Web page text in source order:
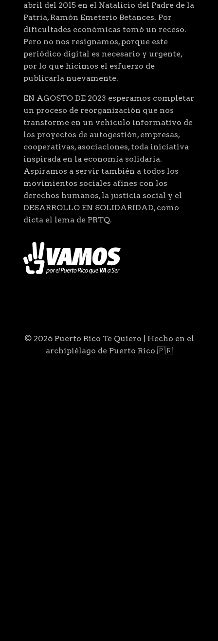
abril del 2015 en el Natalicio del Padre de la
Patria, Ramón Emeterio Betances. Por
dificultades económicas tomó un receso.
Pero no nos resignamos, porque este
periódico digital es necesario y urgente,
por lo que hicimos el esfuerzo de
publicarla nuevamente.
EN AGOSTO DE 2023 esperamos completar
un proceso de reorganización que nos
transforme en un vehículo informativo de
los proyectos de autogestión, empresas,
cooperativas, asociaciones, toda iniciativa
inspirada en la economía solidaria.
Aspiramos a servir también a todos los
movimientos sociales afines con los
derechos humanos, la justicia social y el
DESARROLLO EN SOLIDARIDAD, como
dicta el lema de PRTQ.
© 2026 Puerto Rico Te Quiero | Hecho en el
archipiélago de Puerto Rico 🇵🇷